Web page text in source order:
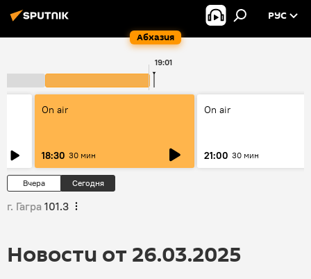
Абхазия
РУС
19:01
On air
18:30 30 мин
On air
21:00 30 мин
Вчера Сегодня
г. Гагра 101.3
Новости от 26.03.2025